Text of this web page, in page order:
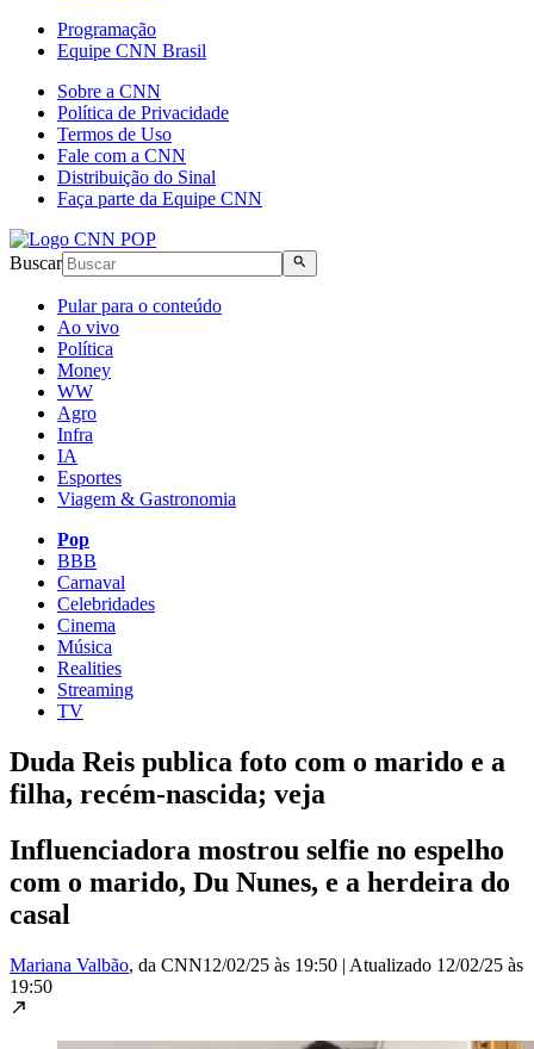
Programação
Equipe CNN Brasil
Sobre a CNN
Política de Privacidade
Termos de Uso
Fale com a CNN
Distribuição do Sinal
Faça parte da Equipe CNN
Buscar
Pular para o conteúdo
Ao vivo
Política
Money
WW
Agro
Infra
IA
Esportes
Viagem & Gastronomia
Pop
BBB
Carnaval
Celebridades
Cinema
Música
Realities
Streaming
TV
Duda Reis publica foto com o marido e a
filha, recém-nascida; veja
Influenciadora mostrou selfie no espelho
com o marido, Du Nunes, e a herdeira do
casal
Mariana Valbão, da CNN12/02/25 às 19:50 | Atualizado 12/02/25 às
19:50